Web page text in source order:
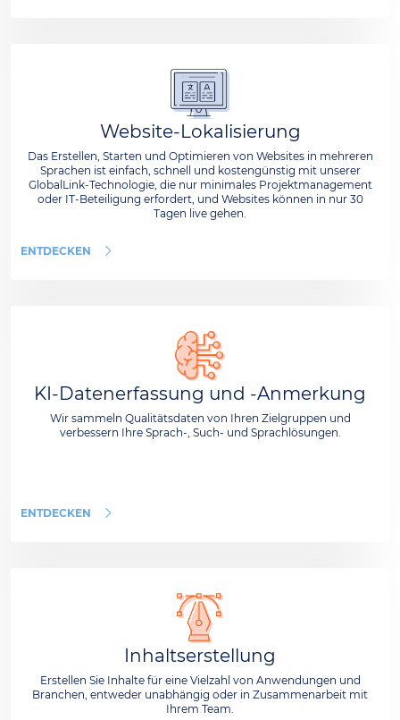
Website-Lokalisierung
Das Erstellen, Starten und Optimieren von Websites in mehreren
Sprachen ist einfach, schnell und kostengünstig mit unserer
GlobalLink-Technologie, die nur minimales Projektmanagement
oder IT-Beteiligung erfordert, und Websites können in nur 30
Tagen live gehen.
ENTDECKEN
KI-Datenerfassung und -Anmerkung
Wir sammeln Qualitätsdaten von Ihren Zielgruppen und
verbessern Ihre Sprach-, Such- und Sprachlösungen.
ENTDECKEN
Inhaltserstellung
Erstellen Sie Inhalte für eine Vielzahl von Anwendungen und
Branchen, entweder unabhängig oder in Zusammenarbeit mit
Ihrem Team.